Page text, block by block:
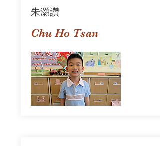
朱灝讚
Chu Ho Tsan